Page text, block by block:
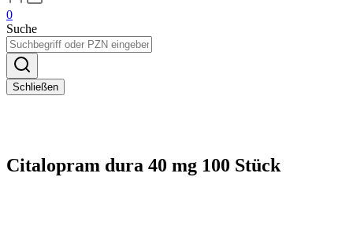
0
Suche
Schließen
Citalopram dura 40 mg 100 Stück